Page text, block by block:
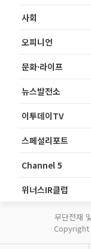
사회
오피니언
문화·라이프
뉴스발전소
이투데이TV
스페셜리포트
Channel 5
위너스IR클럽
무단전재
Copyright